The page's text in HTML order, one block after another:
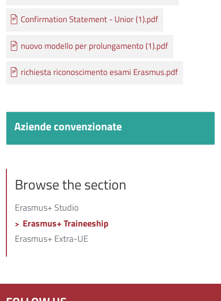
Documento
Confirmation Statement - Unior (1).pdf
Documento
nuovo modello per prolungamento (1).pdf
Documento
richiesta riconoscimento esami Erasmus.pdf
Titolo
Aziende convenzionate
Browse the section
Erasmus+ Studio
Erasmus+ Traineeship
Erasmus+ Extra-UE